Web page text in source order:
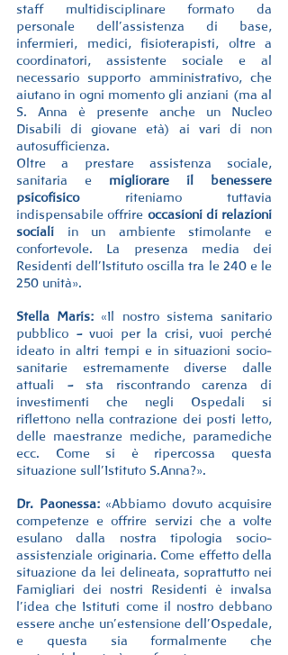
staff multidisciplinare formato da
personale dell’assistenza di base,
infermieri, medici, fisioterapisti, oltre a
coordinatori, assistente sociale e al
necessario supporto amministrativo, che
aiutano in ogni momento gli anziani (ma al
S. Anna è presente anche un Nucleo
Disabili di giovane età) ai vari di non
autosufficienza.
Oltre a prestare assistenza sociale,
sanitaria e migliorare il benessere
psicofisico riteniamo tuttavia
indispensabile offrire occasioni di relazioni
sociali in un ambiente stimolante e
confortevole. La presenza media dei
Residenti dell’Istituto oscilla tra le 240 e le
250 unità».
Stella Maris: «Il nostro sistema sanitario
pubblico – vuoi per la crisi, vuoi perché
ideato in altri tempi e in situazioni socio-
sanitarie estremamente diverse dalle
attuali – sta riscontrando carenza di
investimenti che negli Ospedali si
riflettono nella contrazione dei posti letto,
delle maestranze mediche, paramediche
ecc. Come si è ripercossa questa
situazione sull’Istituto S.Anna?».
Dr. Paonessa: «Abbiamo dovuto acquisire
competenze e offrire servizi che a volte
esulano dalla nostra tipologia socio-
assistenziale originaria. Come effetto della
situazione da lei delineata, soprattutto nei
Famigliari dei nostri Residenti è invalsa
l’idea che Istituti come il nostro debbano
essere anche un’estensione dell’Ospedale,
e questa sia formalmente che